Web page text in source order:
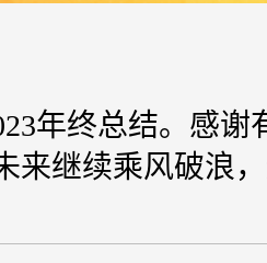
年终总结。感谢
来继续乘风破浪，